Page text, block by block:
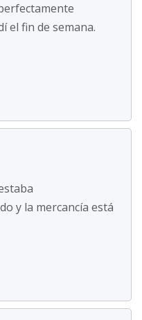
el fin de semana.
y la mercancía está